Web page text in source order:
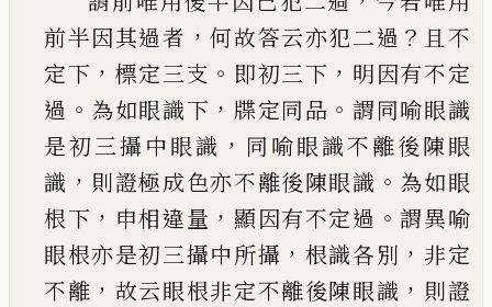
前半因其過者 ，何故答云亦犯二過 ？ 且不
定下 ， 標定三支 。 即初三下 ， 明因有不定
過 。 為如眼識下 ， 牒定同品 。謂同喻眼識
是初三攝中眼識 ， 同喻眼識不離後陳眼
識 ， 則證極成色亦不離後陳眼識 。 為如眼
根下 ， 申相違量 ， 顯因有不定過 。謂異喻
眼根亦是初三攝中所攝 ， 根識各別 ， 非定
不離 ， 故云眼根非定不離後陳眼識 ， 則證